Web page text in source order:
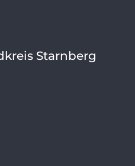
Starnberg